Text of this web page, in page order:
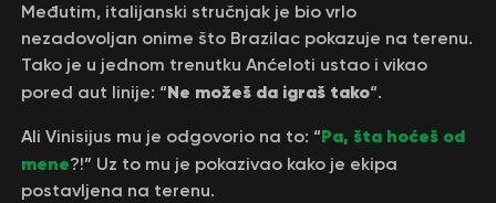
Međutim, italijanski stručnjak je bio vrlo
nezadovoljan onime što Brazilac pokazuje na terenu.
Tako je u jednom trenutku Anćeloti ustao i vikao
pored aut linije: “Ne možeš da igraš tako“.
Ali Vinisijus mu je odgovorio na to: “Pa, šta hoćeš od
mene?!” Uz to mu je pokazivao kako je ekipa
postavljena na terenu.